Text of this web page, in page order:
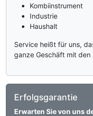
Kombiinstrument
Industrie
Haushalt
Service heißt für uns,
ganze Geschäft mit den
Erfolgsgarantie
Erwarten Sie von uns